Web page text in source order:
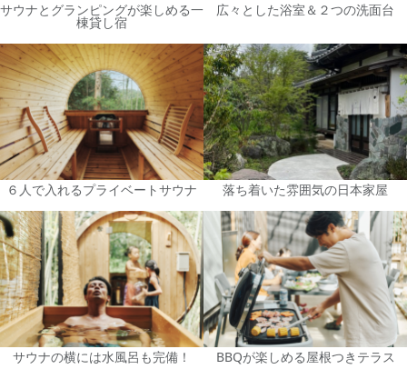
サウナとグランピングが楽しめる一
棟貸し宿
広々とした浴室＆２つの洗面台
６人で入れるプライベートサウナ 落ち着いた雰囲気の日本家屋
サウナの横には水風呂も完備！ BBQが楽しめる屋根つきテラス